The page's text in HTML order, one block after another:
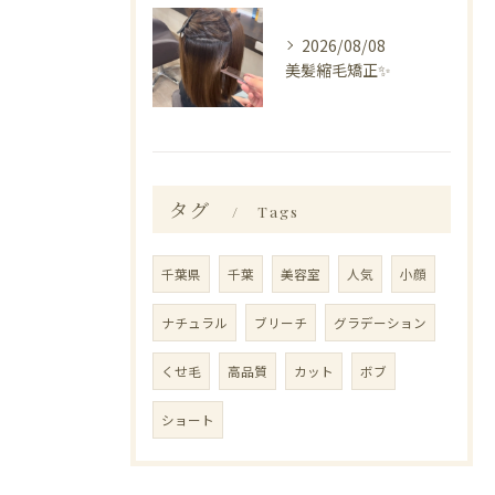
2026/08/08
美髪縮毛矯正✨️
タグ Tags
千葉県 千葉 美容室 人気 小顔
ナチュラル ブリーチ グラデーション
くせ毛 高品質 カット ボブ
ショート